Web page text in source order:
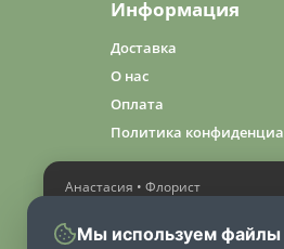
Информация
Доставка
О нас
Оплата
Политика
Анастасия • Флорист
букет
Мы используем файлы